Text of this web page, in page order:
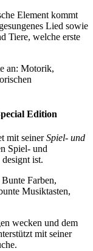
Element kommt
Lied sowie
Tiere, welche erste
an: Motorik,
Edition
mit seinerSpiel- und
Spiel- und
ist.
Farben,
Musiktasten,
wecken und dem
mit seiner